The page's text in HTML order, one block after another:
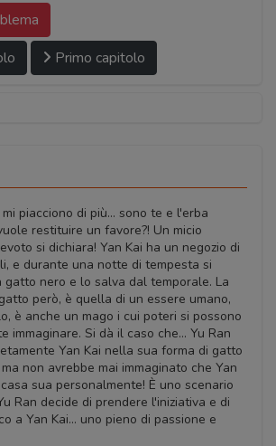
Primo capitolo
piacciono di più… sono te e l'erba
restituire un favore?! Un micio
si dichiara! Yan Kai ha un negozio di
e durante una notte di tempesta si
gatto nero e lo salva dal temporale. La
però, è quella di un essere umano,
è anche un mago i cui poteri si possono
immaginare. Si dà il caso che… Yu Ran
Yan Kai nella sua forma di gatto
non avrebbe mai immaginato che Yan
sua personalmente! È uno scenario
Ran decide di prendere l'iniziativa e di
a Yan Kai… uno pieno di passione e